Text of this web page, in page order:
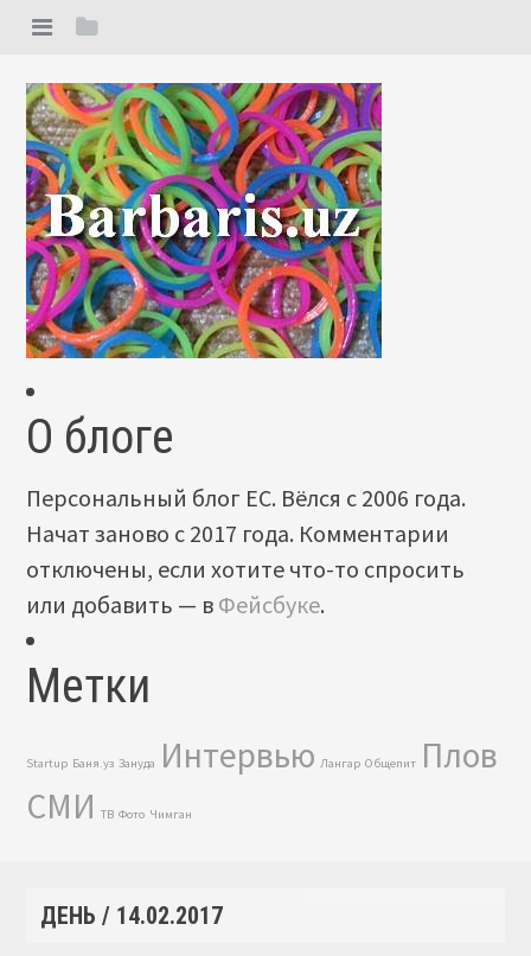
О блоге
Персональный блог ЕС. Вёлся с 2006 года.
Начат заново с 2017 года. Комментарии
отключены, если хотите что-то спросить
или добавить — в Фейсбуке.
Метки
Startup Баня.уз Зануда Интервью Лангар Общепит Плов
СМИ ТВ Фото Чимган
ДЕНЬ / 14.02.2017